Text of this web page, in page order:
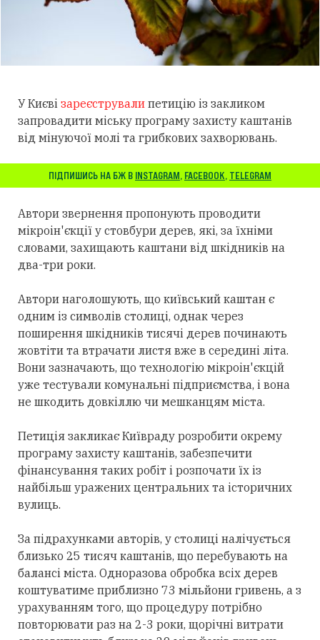
У Києві зареєстрували петицію із закликом
запровадити міську програму захисту каштанів
від мінуючої молі та грибкових захворювань.
ПІДПИШИСЬ НА БЖ В INSTAGRAM, FACEBOOK, TELEGRAM
Автори звернення пропонують проводити
мікроін'єкції у стовбури дерев, які, за їхніми
словами, захищають каштани від шкідників на
два-три роки.
Автори наголошують, що київський каштан є
одним із символів столиці, однак через
поширення шкідників тисячі дерев починають
жовтіти та втрачати листя вже в середині літа.
Вони зазначають, що технологію мікроін'єкцій
уже тестували комунальні підприємства, і вона
не шкодить довкіллю чи мешканцям міста.
Петиція закликає Київраду розробити окрему
програму захисту каштанів, забезпечити
фінансування таких робіт і розпочати їх із
найбільш уражених центральних та історичних
вулиць.
За підрахунками авторів, у столиці налічується
близько 25 тисяч каштанів, що перебувають на
балансі міста. Одноразова обробка всіх дерев
коштуватиме приблизно 73 мільйони гривень, а з
урахуванням того, що процедуру потрібно
повторювати раз на 2-3 роки, щорічні витрати